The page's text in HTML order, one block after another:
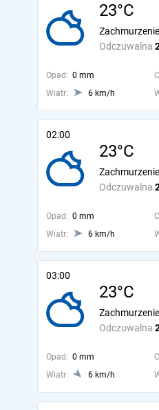
23°C
Odczuwalna
Opad: 0 mm
Wiatr:
6 km/h
02:00
23°C
Odczuwalna
Opad: 0 mm
Wiatr:
6 km/h
03:00
23°C
Odczuwalna
Opad: 0 mm
Wiatr:
6 km/h